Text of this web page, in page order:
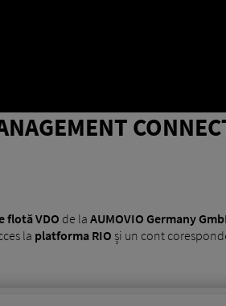
flotă VDO de la AUMOVIO Germany
la platforma RIO și un cont